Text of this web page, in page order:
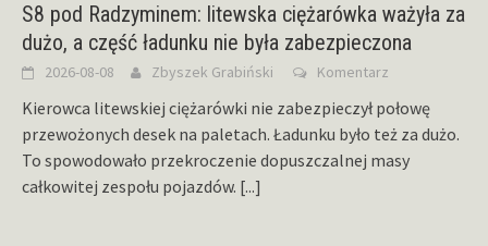
S8 pod Radzyminem: litewska ciężarówka ważyła za
dużo, a część ładunku nie była zabezpieczona
2026-08-08 Zbyszek Grabiński Komentarz
Kierowca litewskiej ciężarówki nie zabezpieczył połowę
przewożonych desek na paletach. Ładunku było też za dużo.
To spowodowało przekroczenie dopuszczalnej masy
całkowitej zespołu pojazdów. [...]